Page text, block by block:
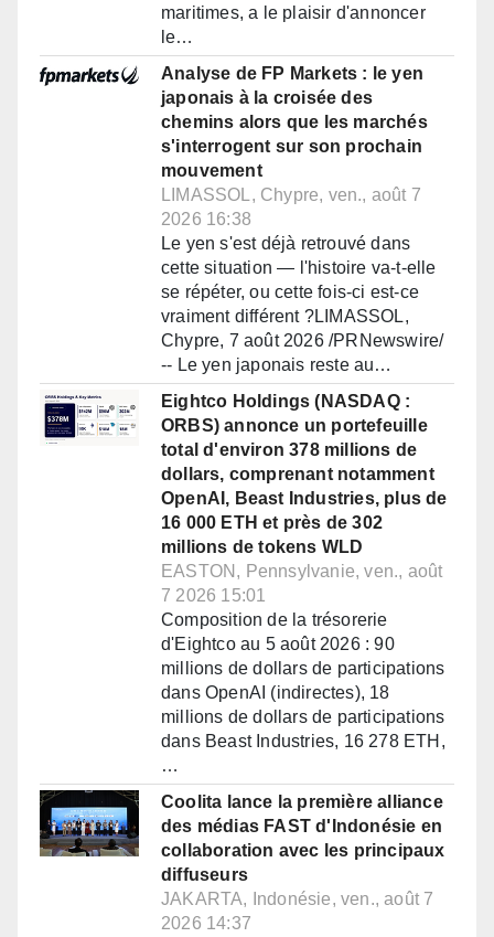
maritimes, a le plaisir d'annoncer
le…
Analyse de FP Markets : le yen
japonais à la croisée des
chemins alors que les marchés
s'interrogent sur son prochain
mouvement
LIMASSOL, Chypre, ven., août 7
2026 16:38
Le yen s'est déjà retrouvé dans
cette situation — l'histoire va-t-elle
se répéter, ou cette fois-ci est-ce
vraiment différent ?LIMASSOL,
Chypre, 7 août 2026 /PRNewswire/
-- Le yen japonais reste au…
Eightco Holdings (NASDAQ :
ORBS) annonce un portefeuille
total d'environ 378 millions de
dollars, comprenant notamment
OpenAI, Beast Industries, plus de
16 000 ETH et près de 302
millions de tokens WLD
EASTON, Pennsylvanie, ven., août
7 2026 15:01
Composition de la trésorerie
d'Eightco au 5 août 2026 : 90
millions de dollars de participations
dans OpenAI (indirectes), 18
millions de dollars de participations
dans Beast Industries, 16 278 ETH,
…
Coolita lance la première alliance
des médias FAST d'Indonésie en
collaboration avec les principaux
diffuseurs
JAKARTA, Indonésie, ven., août 7
2026 14:37